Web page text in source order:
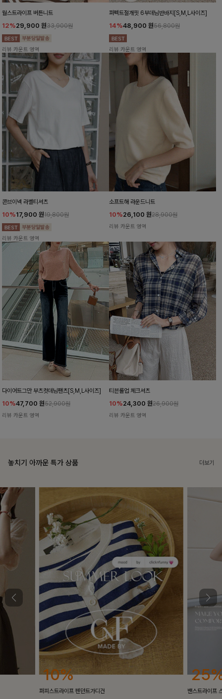
월스트라이프 버튼니트
12%29,900 원33,900원
리뷰 카운트 영역
퍼펙트절개핏 6부데님반바지[S,M,L사이즈]
14%48,900 원56,800원
리뷰 카운트 영역
콘브이넥 라벨티셔츠
10%17,900 원19,800원
리뷰 카운트 영역
소프트해 라운드니트
10%26,100 원28,900원
리뷰 카운트 영역
다이어트그만 부츠컷데님팬츠[S,M,L사이즈]
10%47,700 원52,900원
리뷰 카운트 영역
티븐롤업 체크셔츠
10%24,300 원26,900원
리뷰 카운트 영역
놓치기 아까운 특가 상품 더보기
25%
밴스트라이프 스트링원피스
10%
[5천장돌파/